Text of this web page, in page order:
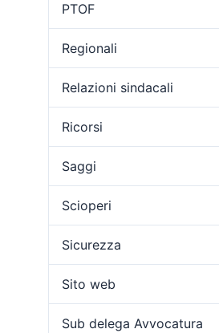
PTOF
Regionali
Relazioni sindacali
Ricorsi
Saggi
Scioperi
Sicurezza
Sito web
Sub delega Avvocatura